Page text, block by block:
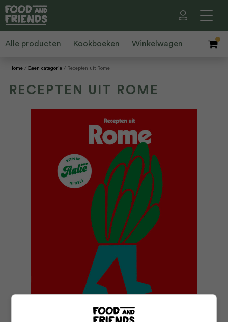
Alle producten Kookboeken Winkelwagen
Home Geen categorie Recepten uit Rome
RECEPTEN UIT ROME